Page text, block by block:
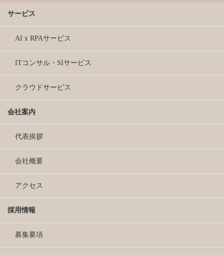
サービス
AI x RPAサービス
ITコンサル・SIサービス
クラウドサービス
会社案内
代表挨拶
会社概要
アクセス
採用情報
募集要項